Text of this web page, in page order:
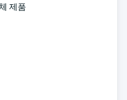
제품